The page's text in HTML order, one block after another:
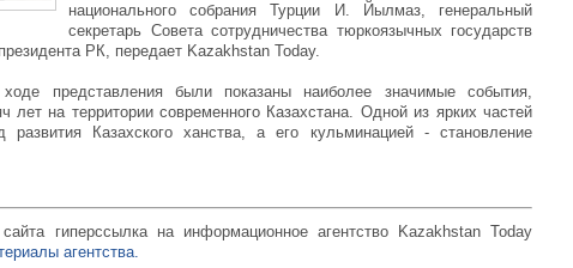
национального собрания Турции И. Йылмаз, генеральный
секретарь Совета сотрудничества тюркоязычных государств
РК, передает Kazakhstan Today.
представления были показаны наиболее значимые события,
лет на территории современного Казахстана. Одной из ярких частей
развития Казахского ханства, а его кульминацией - становление
гиперссылка на информационное агентство Kazakhstan Today
агентства.